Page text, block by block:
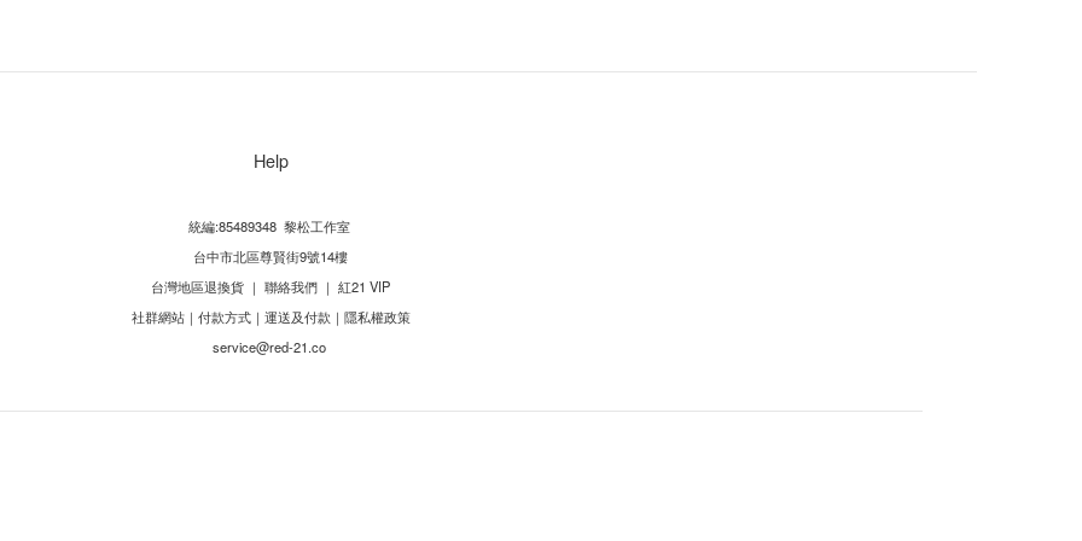
Help
統編:85489348 黎松工作室
台中市北區尊賢街9號14樓
台灣地區退換貨 ｜ 聯絡我們 ｜ 紅21 VIP
社群網站｜ 付款方式｜ 運送及付款 ｜ 隱私權政策
service@red-21.co